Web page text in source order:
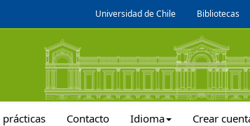
Universidad de Chile Bibliotecas
prácticas Contacto Idioma Crear